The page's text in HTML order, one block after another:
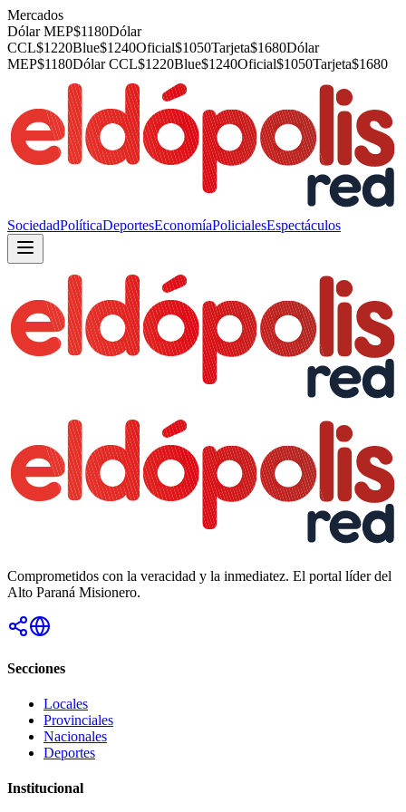
Mercados
Dólar MEP$1180Dólar
CCL$1220Blue$1240Oficial$1050Tarjeta$1680Dólar
MEP$1180Dólar CCL$1220Blue$1240Oficial$1050Tarjeta$1680
SociedadPolíticaDeportesEconomíaPolicialesEspectáculos
Comprometidos con la veracidad y la inmediatez. El portal líder del
Alto Paraná Misionero.
Secciones
Locales
Provinciales
Nacionales
Deportes
Institucional